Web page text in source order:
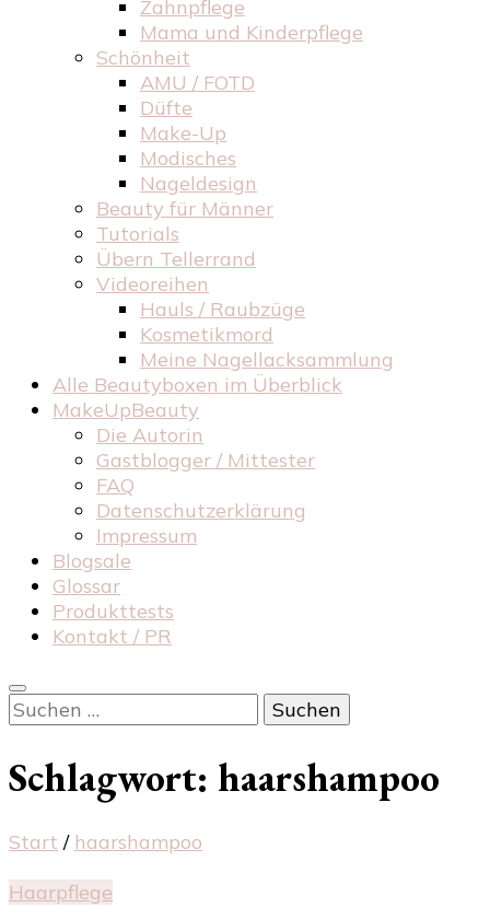
Zahnpflege
Mama und Kinderpflege
Schönheit
AMU / FOTD
Düfte
Make-Up
Modisches
Nageldesign
Beauty für Männer
Tutorials
Übern Tellerrand
Videoreihen
Hauls / Raubzüge
Kosmetikmord
Meine Nagellacksammlung
Alle Beautyboxen im Überblick
MakeUpBeauty
Die Autorin
Gastblogger / Mittester
FAQ
Datenschutzerklärung
Impressum
Blogsale
Glossar
Produkttests
Kontakt / PR
Suchen
nach:
Schlagwort: haarshampoo
Start / haarshampoo
Haarpflege